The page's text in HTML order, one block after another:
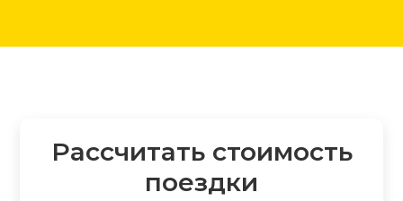
Рассчитать стоимость
поездки